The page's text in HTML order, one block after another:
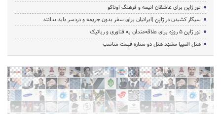
تور ژاپن برای عاشقان انیمه و فرهنگ اوتاکو
سیگار کشیدن در ژاپن |ایرانیان برای سفر بدون جریمه و دردسر باید بدانند
تور ژاپن ۵ روزه برای علاقه‌مندان به فناوری و رباتیک
هتل المپیا مشهد هتل دو ستاره قیمت مناسب